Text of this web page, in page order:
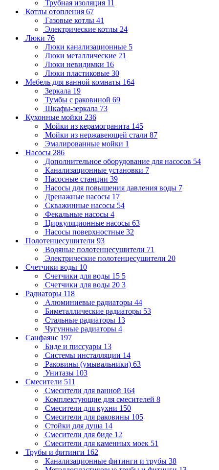
Трубная изоляция 11
Котлы отопления 67
Газовые котлы 41
Электрические котлы 24
Люки 76
Люки канализационные 5
Люки металлические 21
Люки невидимки 16
Люки пластиковые 30
Мебель для ванной комнаты 164
Зеркала 19
Тумбы с раковиной 69
Шкафы-зеркала 73
Кухонные мойки 236
Мойки из керамогранита 145
Мойки из нержавеющей стали 87
Эмалированные мойки 1
Насосы 286
Дополнительное оборудование для насосов 54
Канализационные установки 7
Насосные станции 39
Насосы для повышения давления воды 7
Дренажные насосы 17
Скважинные насосы 54
Фекальные насосы 4
Циркуляционные насосы 63
Насосы поверхностные 32
Полотенцесушители 93
Водяные полотенцесушители 71
Электрические полотенцесушители 20
Счетчики воды 10
Счетчики для воды 15 5
Счетчики для воды 20 3
Радиаторы 118
Алюминиевые радиаторы 44
Биметаллические радиаторы 53
Стальные радиаторы 13
Чугунные радиаторы 4
Санфаянс 197
Биде и писсуары 13
Системы инсталляции 14
Раковины (умывальники) 63
Унитазы 103
Смесители 511
Смесители для ванной 164
Комплектующие для смесителей 8
Смесители для кухни 150
Смесители для раковины 105
Стойки для душа 14
Смесители для биде 12
Смесители для каменных моек 51
Трубы и фитинги 162
Канализационные фитинги и трубы 38